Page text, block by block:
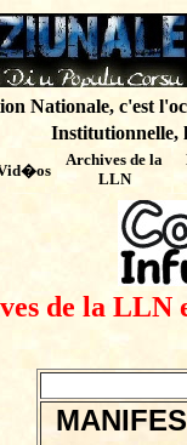
Nationale, c'est
Institutionnelle,
Archives de la
LLN
de la LLN